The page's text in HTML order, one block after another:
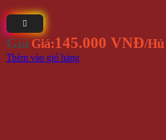
Giá Giá:145.000 VNĐ/Hủ
Thêm vào giỏ hàng